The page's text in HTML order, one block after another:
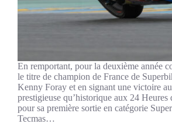
En remportant, pour la deuxième année
le titre de champion de France de
Kenny Foray et en signant une victoire
prestigieuse qu’historique aux 24 Heures
pour sa première sortie en catégorie
Tecmas…